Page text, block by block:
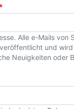
Alle e-Mails
und
Neuigkeiten oder